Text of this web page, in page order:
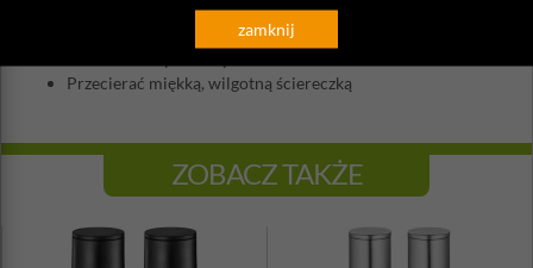
zamknij
Ilość w zestawie: 2 sztuki
Przecierać miękką, wilgotną ściereczką
ZOBACZ TAKŻE